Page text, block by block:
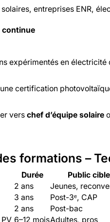
entreprises ENR,
continue
expérimentés en électricité
certification
verschef d’équipe solaire
formations –
Durée Public cible
2 ans Jeunes,
3 ans Post-3ᵉ, CAP
2 ans Post-bac
6–12 moisAdultes, pros